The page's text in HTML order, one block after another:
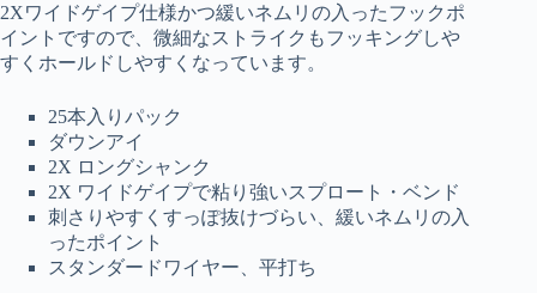
2Xワイドゲイプ仕様かつ緩いネムリの入ったフックポ
イントですので、微細なストライクもフッキングしや
すくホールドしやすくなっています。
25本入りパック
ダウンアイ
2X ロングシャンク
2X ワイドゲイプで粘り強いスプロート・ベンド
刺さりやすくすっぽ抜けづらい、緩いネムリの入
ったポイント
スタンダードワイヤー、平打ち